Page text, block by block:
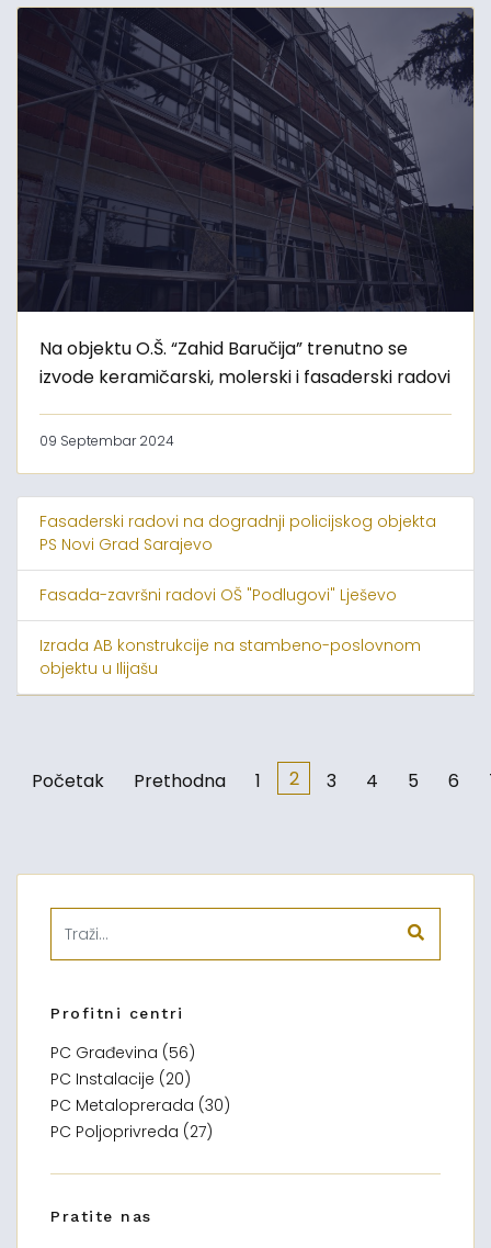
Na objektu O.Š. “Zahid Baručija” trenutno se
izvode keramičarski, molerski i fasaderski radovi
09 Septembar 2024
Fasaderski radovi na dogradnji policijskog objekta
PS Novi Grad Sarajevo
Fasada-završni radovi OŠ "Podlugovi" Lješevo
Izrada AB konstrukcije na stambeno-poslovnom
objektu u Ilijašu
Početak Prethodna 1 2 3 4 5 6
Profitni centri
PC Građevina (56)
PC Instalacije (20)
PC Metaloprerada (30)
PC Poljoprivreda (27)
Pratite nas